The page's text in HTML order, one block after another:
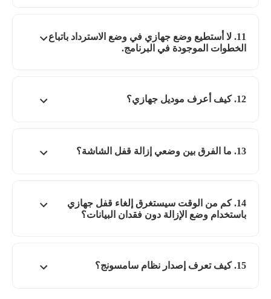
11. لا أستطيع وضع جهازي في وضع الاسترداد باتباع
الخطوات الموجودة في البرنامج.
12. كيف أعرف موديل جهازي؟
13. ما الفرق بين وضعي إزالة قفل الشاشة؟
14. كم من الوقت سيستغرق إلغاء قفل جهازي
باستخدام وضع الإزالة دون فقدان البيانات؟
15. كيف تعرف إصدار نظام سامسونج؟